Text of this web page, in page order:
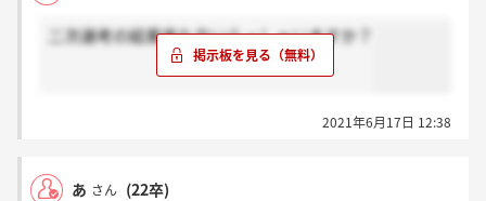
二次選考の結果来た方いらっしゃいますか？
2021年6月17日 12:38
あ さん (22卒)